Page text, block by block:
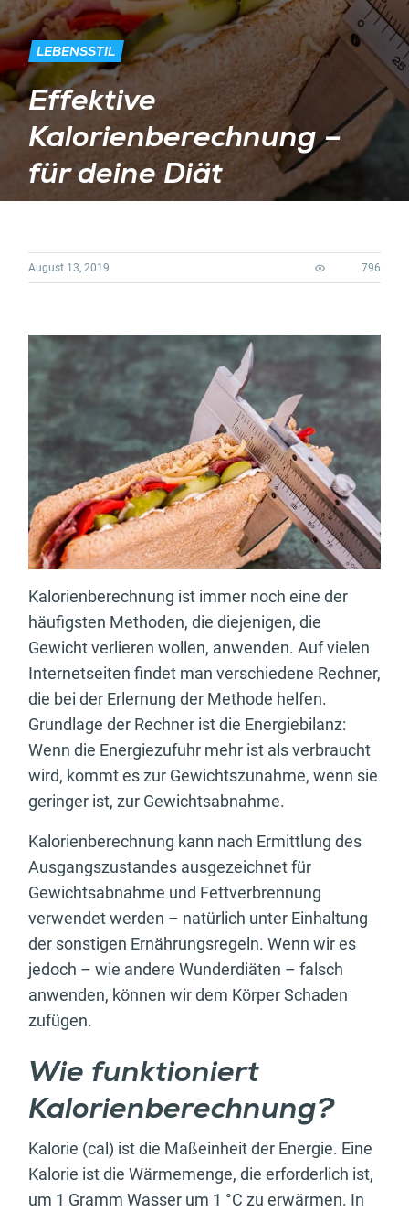
LEBENSSTIL
Effektive
Kalorienberechnung –
für deine Diät
August 13, 2019 796
Kalorienberechnung ist immer noch eine der
häufigsten Methoden, die diejenigen, die
Gewicht verlieren wollen, anwenden. Auf vielen
Internetseiten findet man verschiedene Rechner,
die bei der Erlernung der Methode helfen.
Grundlage der Rechner ist die Energiebilanz:
Wenn die Energiezufuhr mehr ist als verbraucht
wird, kommt es zur Gewichtszunahme, wenn sie
geringer ist, zur Gewichtsabnahme.
Kalorienberechnung kann nach Ermittlung des
Ausgangszustandes ausgezeichnet für
Gewichtsabnahme und Fettverbrennung
verwendet werden – natürlich unter Einhaltung
der sonstigen Ernährungsregeln. Wenn wir es
jedoch – wie andere Wunderdiäten – falsch
anwenden, können wir dem Körper Schaden
zufügen.
Wie funktioniert
Kalorienberechnung?
Kalorie (cal) ist die Maßeinheit der Energie. Eine
Kalorie ist die Wärmemenge, die erforderlich ist,
um 1 Gramm Wasser um 1 °C zu erwärmen. In